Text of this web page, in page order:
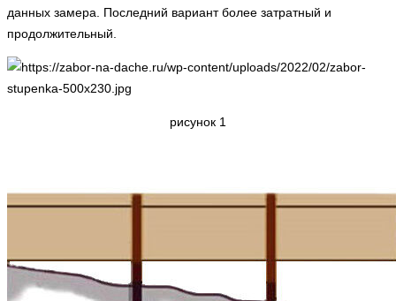
данных замера. Последний вариант более затратный и
продолжительный.
рисунок 1